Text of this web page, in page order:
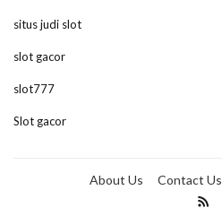
situs judi slot
slot gacor
slot777
Slot gacor
About Us Contact Us